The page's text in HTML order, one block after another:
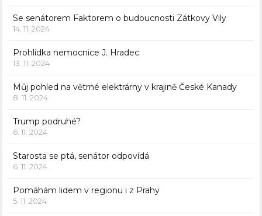
Se senátorem Faktorem o budoucnosti Zátkovy Vily
14. 11. 2024
Prohlídka nemocnice J. Hradec
13. 11. 2024
Můj pohled na větrné elektrárny v krajině České Kanady
8. 11. 2024
Trump podruhé?
6. 11. 2024
Starosta se ptá, senátor odpovídá
6. 11. 2024
Pomáhám lidem v regionu i z Prahy
5. 11. 2024